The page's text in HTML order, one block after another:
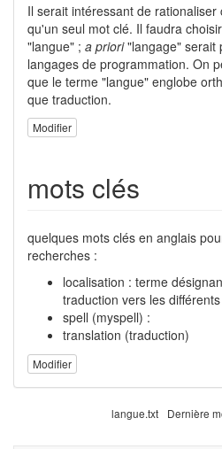
Il serait intéressant de
qu'un seul mot clé. Il faudra
"langue" ; a priori"langage" serait
langages de programmation. On
que le terme "langue" englobe
que traduction.
Modifier
mots clés
quelques mots clés en anglais
recherches :
localisation : terme
traduction vers les
spell (myspell) :
translation (traduction)
Modifier
langue.txt Dernière